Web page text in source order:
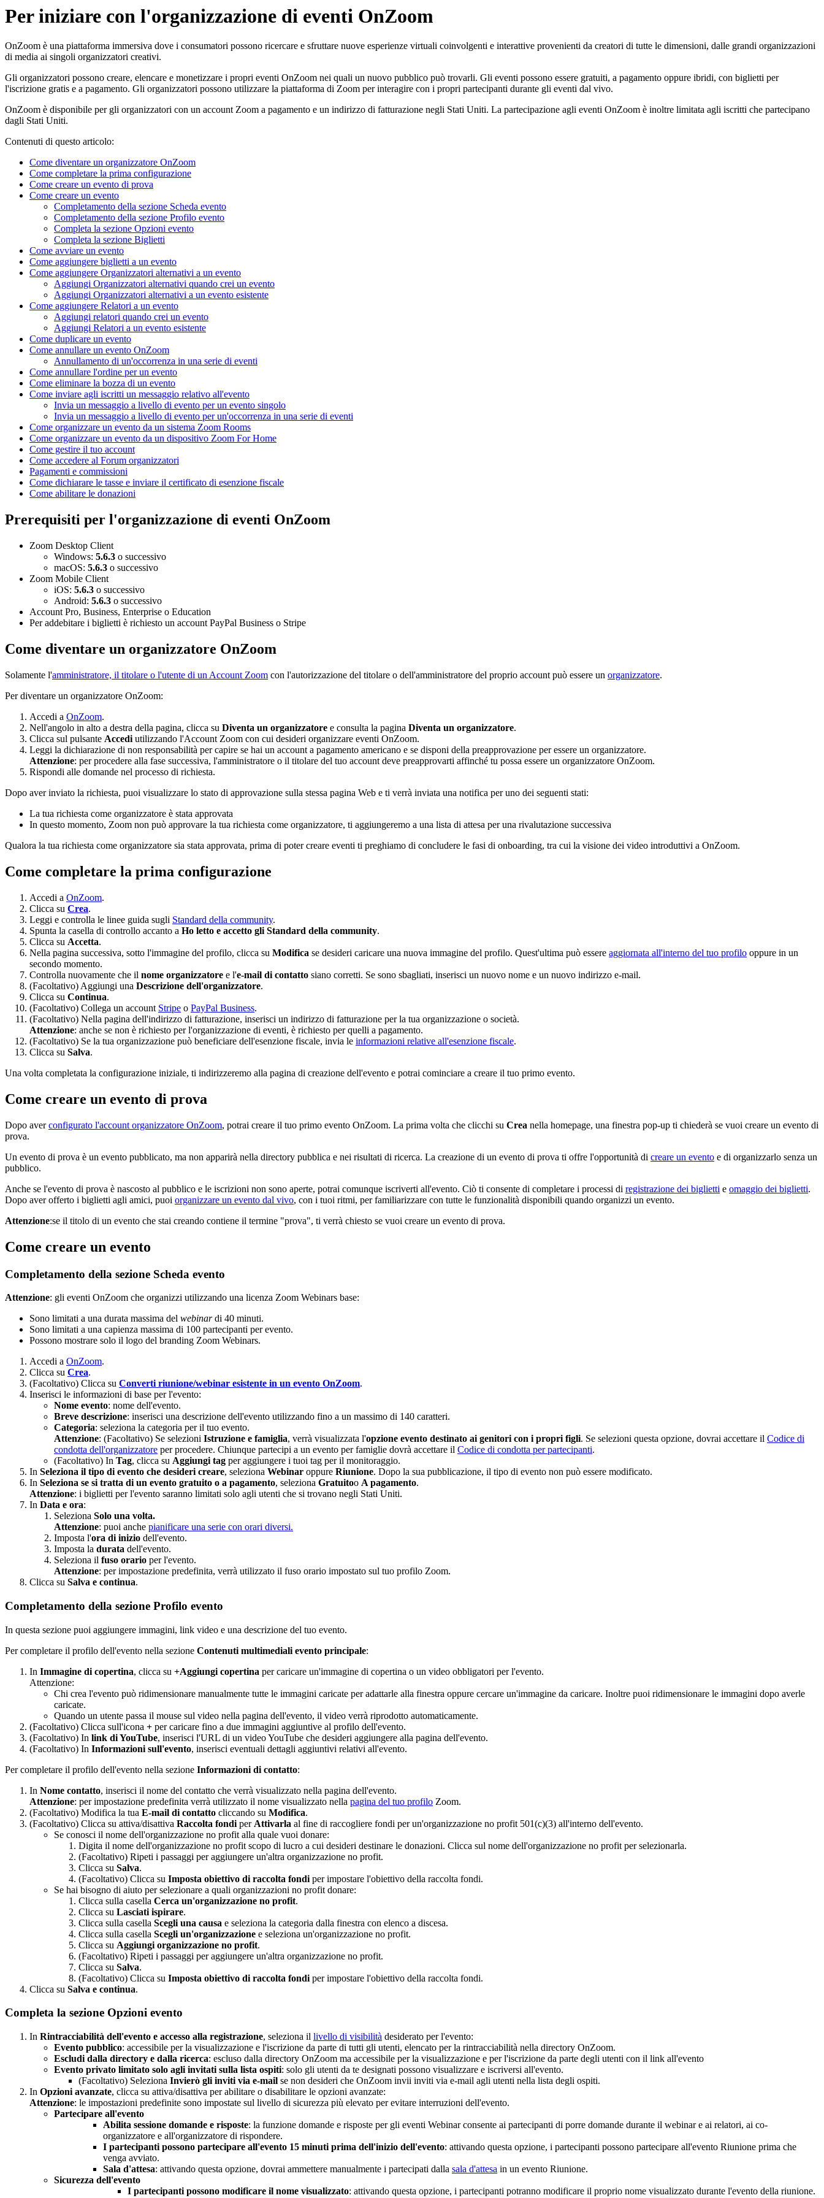
Per iniziare con l'organizzazione di eventi OnZoom
OnZoom è una piattaforma immersiva dove i consumatori possono ricercare e sfruttare nuove esperienze virtuali coinvolgenti e interattive provenienti da creatori di tutte le dimensioni, dalle grandi organizzazioni
di media ai singoli organizzatori creativi.
Gli organizzatori possono creare, elencare e monetizzare i propri eventi OnZoom nei quali un nuovo pubblico può trovarli. Gli eventi possono essere gratuiti, a pagamento oppure ibridi, con biglietti per
l'iscrizione gratis e a pagamento. Gli organizzatori possono utilizzare la piattaforma di Zoom per interagire con i propri partecipanti durante gli eventi dal vivo.
OnZoom è disponibile per gli organizzatori con un account Zoom a pagamento e un indirizzo di fatturazione negli Stati Uniti. La partecipazione agli eventi OnZoom è inoltre limitata agli iscritti che partecipano
dagli Stati Uniti.
Contenuti di questo articolo:
Come diventare un organizzatore OnZoom
Come completare la prima configurazione
Come creare un evento di prova
Come creare un evento
Completamento della sezione Scheda evento
Completamento della sezione Profilo evento
Completa la sezione Opzioni evento
Completa la sezione Biglietti
Come avviare un evento
Come aggiungere biglietti a un evento
Come aggiungere Organizzatori alternativi a un evento
Aggiungi Organizzatori alternativi quando crei un evento
Aggiungi Organizzatori alternativi a un evento esistente
Come aggiungere Relatori a un evento
Aggiungi relatori quando crei un evento
Aggiungi Relatori a un evento esistente
Come duplicare un evento
Come annullare un evento OnZoom
Annullamento di un'occorrenza in una serie di eventi
Come annullare l'ordine per un evento
Come eliminare la bozza di un evento
Come inviare agli iscritti un messaggio relativo all'evento
Invia un messaggio a livello di evento per un evento singolo
Invia un messaggio a livello di evento per un'occorrenza in una serie di eventi
Come organizzare un evento da un sistema Zoom Rooms
Come organizzare un evento da un dispositivo Zoom For Home
Come gestire il tuo account
Come accedere al Forum organizzatori
Pagamenti e commissioni
Come dichiarare le tasse e inviare il certificato di esenzione fiscale
Come abilitare le donazioni
Prerequisiti per l'organizzazione di eventi OnZoom
Zoom Desktop Client
Windows: 5.6.3 o successivo
macOS: 5.6.3 o successivo
Zoom Mobile Client
iOS: 5.6.3 o successivo
Android: 5.6.3 o successivo
Account Pro, Business, Enterprise o Education
Per addebitare i biglietti è richiesto un account PayPal Business o Stripe
Come diventare un organizzatore OnZoom
Solamente l'amministratore, il titolare o l'utente di un Account Zoom con l'autorizzazione del titolare o dell'amministratore del proprio account può essere un organizzatore.
Per diventare un organizzatore OnZoom:
Accedi a OnZoom.
Nell'angolo in alto a destra della pagina, clicca su Diventa un organizzatore e consulta la pagina Diventa un organizzatore.
Clicca sul pulsante Accedi utilizzando l'Account Zoom con cui desideri organizzare eventi OnZoom.
Leggi la dichiarazione di non responsabilità per capire se hai un account a pagamento americano e se disponi della preapprovazione per essere un organizzatore.
Attenzione: per procedere alla fase successiva, l'amministratore o il titolare del tuo account deve preapprovarti affinché tu possa essere un organizzatore OnZoom.
Rispondi alle domande nel processo di richiesta.
Dopo aver inviato la richiesta, puoi visualizzare lo stato di approvazione sulla stessa pagina Web e ti verrà inviata una notifica per uno dei seguenti stati:
La tua richiesta come organizzatore è stata approvata
In questo momento, Zoom non può approvare la tua richiesta come organizzatore, ti aggiungeremo a una lista di attesa per una rivalutazione successiva
Qualora la tua richiesta come organizzatore sia stata approvata, prima di poter creare eventi ti preghiamo di concludere le fasi di onboarding, tra cui la visione dei video introduttivi a OnZoom.
Come completare la prima configurazione
Accedi a OnZoom.
Clicca su Crea.
Leggi e controlla le linee guida sugli Standard della community.
Spunta la casella di controllo accanto a Ho letto e accetto gli Standard della community.
Clicca su Accetta.
Nella pagina successiva, sotto l'immagine del profilo, clicca su Modifica se desideri caricare una nuova immagine del profilo. Quest'ultima può essere aggiornata all'interno del tuo profilo oppure in un
secondo momento.
Controlla nuovamente che il nome organizzatore e l'e-mail di contatto siano corretti. Se sono sbagliati, inserisci un nuovo nome e un nuovo indirizzo e-mail.
(Facoltativo) Aggiungi una Descrizione dell'organizzatore.
Clicca su Continua.
(Facoltativo) Collega un account Stripe o PayPal Business.
(Facoltativo) Nella pagina dell'indirizzo di fatturazione, inserisci un indirizzo di fatturazione per la tua organizzazione o società.
Attenzione: anche se non è richiesto per l'organizzazione di eventi, è richiesto per quelli a pagamento.
(Facoltativo) Se la tua organizzazione può beneficiare dell'esenzione fiscale, invia le informazioni relative all'esenzione fiscale.
Clicca su Salva.
Una volta completata la configurazione iniziale, ti indirizzeremo alla pagina di creazione dell'evento e potrai cominciare a creare il tuo primo evento.
Come creare un evento di prova
Dopo averconfigurato l'account organizzatore OnZoom, potrai creare il tuo primo evento OnZoom. La prima volta che clicchi su Crea nella homepage, una finestra pop-up ti chiederà se vuoi creare un evento di
prova.
Un evento di prova è un evento pubblicato, ma non apparirà nella directory pubblica e nei risultati di ricerca. La creazione di un evento di prova ti offre l'opportunità di creare un evento e di organizzarlo senza un
pubblico.
Anche se l'evento di prova è nascosto al pubblico e le iscrizioni non sono aperte, potrai comunque iscriverti all'evento. Ciò ti consente di completare i processi di registrazione dei biglietti e omaggio dei biglietti.
Dopo aver offerto i biglietti agli amici, puoi organizzare un evento dal vivo, con i tuoi ritmi, per familiarizzare con tutte le funzionalità disponibili quando organizzi un evento.
Attenzione:se il titolo di un evento che stai creando contiene il termine "prova", ti verrà chiesto se vuoi creare un evento di prova.
Come creare un evento
Completamento della sezione Scheda evento
Attenzione: gli eventi OnZoom che organizzi utilizzando una licenza Zoom Webinars base:
Sono limitati a una durata massima del webinardi 40 minuti.
Sono limitati a una capienza massima di 100 partecipanti per evento.
Possono mostrare solo il logo del branding Zoom Webinars.
Accedi a OnZoom.
Clicca su Crea.
(Facoltativo) Clicca su Converti riunione/webinar esistente in un evento OnZoom.
Inserisci le informazioni di base per l'evento:
Nome evento: nome dell'evento.
Breve descrizione: inserisci una descrizione dell'evento utilizzando fino a un massimo di 140 caratteri.
Categoria: seleziona la categoria per il tuo evento.
Attenzione: (Facoltativo) Se selezioni Istruzione e famiglia, verrà visualizzata l'opzione evento destinato ai genitori con i propri figli. Se selezioni questa opzione, dovrai accettare il Codice di
condotta dell'organizzatore per procedere. Chiunque partecipi a un evento per famiglie dovrà accettare il Codice di condotta per partecipanti.
(Facoltativo) In Tag, clicca su Aggiungi tag per aggiungere i tuoi tag per il monitoraggio.
In Seleziona il tipo di evento che desideri creare, seleziona Webinar oppure Riunione. Dopo la sua pubblicazione, il tipo di evento non può essere modificato.
In Seleziona se si tratta di un evento gratuito o a pagamento, seleziona Gratuitoo A pagamento.
Attenzione: i biglietti per l'evento saranno limitati solo agli utenti che si trovano negli Stati Uniti.
In Data e ora:
Seleziona Solo una volta.
Attenzione: puoi anche pianificare una serie con orari diversi.
Imposta l'ora di inizio dell'evento.
Imposta la durata dell'evento.
Seleziona il fuso orario per l'evento.
Attenzione: per impostazione predefinita, verrà utilizzato il fuso orario impostato sul tuo profilo Zoom.
Clicca su Salva e continua.
Completamento della sezione Profilo evento
In questa sezione puoi aggiungere immagini, link video e una descrizione del tuo evento.
Per completare il profilo dell'evento nella sezione Contenuti multimediali evento principale:
In Immagine di copertina, clicca su +Aggiungi copertina per caricare un'immagine di copertina o un video obbligatori per l'evento.
Attenzione:
Chi crea l'evento può ridimensionare manualmente tutte le immagini caricate per adattarle alla finestra oppure cercare un'immagine da caricare. Inoltre puoi ridimensionare le immagini dopo averle
caricate.
Quando un utente passa il mouse sul video nella pagina dell'evento, il video verrà riprodotto automaticamente.
(Facoltativo) Clicca sull'icona + per caricare fino a due immagini aggiuntive al profilo dell'evento.
(Facoltativo) In link di YouTube, inserisci l'URL di un video YouTube che desideri aggiungere alla pagina dell'evento.
(Facoltativo) In Informazioni sull'evento, inserisci eventuali dettagli aggiuntivi relativi all'evento.
Per completare il profilo dell'evento nella sezione Informazioni di contatto:
In Nome contatto, inserisci il nome del contatto che verrà visualizzato nella pagina dell'evento.
Attenzione: per impostazione predefinita verrà utilizzato il nome visualizzato nella pagina del tuo profilo Zoom.
(Facoltativo) Modifica la tua E-mail di contatto cliccando su Modifica.
(Facoltativo) Clicca su attiva/disattiva Raccolta fondi per Attivarla al fine di raccogliere fondi per un'organizzazione no profit 501(c)(3) all'interno dell'evento.
Se conosci il nome dell'organizzazione no profit alla quale vuoi donare:
Digita il nome dell'organizzazione no profit scopo di lucro a cui desideri destinare le donazioni. Clicca sul nome dell'organizzazione no profit per selezionarla.
(Facoltativo) Ripeti i passaggi per aggiungere un'altra organizzazione no profit.
Clicca su Salva.
(Facoltativo) Clicca su Imposta obiettivo di raccolta fondi per impostare l'obiettivo della raccolta fondi.
Se hai bisogno di aiuto per selezionare a quali organizzazioni no profit donare:
Clicca sulla casella Cerca un'organizzazione no profit.
Clicca su Lasciati ispirare.
Clicca sulla casella Scegli una causa e seleziona la categoria dalla finestra con elenco a discesa.
Clicca sulla casella Scegli un'organizzazione e seleziona un'organizzazione no profit.
Clicca su Aggiungi organizzazione no profit.
(Facoltativo) Ripeti i passaggi per aggiungere un'altra organizzazione no profit.
Clicca su Salva.
(Facoltativo) Clicca su Imposta obiettivo di raccolta fondi per impostare l'obiettivo della raccolta fondi.
Clicca su Salva e continua.
Completa la sezione Opzioni evento
In Rintracciabilità dell'evento e accesso alla registrazione, seleziona il livello di visibilità desiderato per l'evento:
Evento pubblico: accessibile per la visualizzazione e l'iscrizione da parte di tutti gli utenti, elencato per la rintracciabilità nella directory OnZoom.
Escludi dalla directory e dalla ricerca: escluso dalla directory OnZoom ma accessibile per la visualizzazione e per l'iscrizione da parte degli utenti con il link all'evento
Evento privato limitato solo agli invitati sulla lista ospiti: solo gli utenti da te designati possono visualizzare e iscriversi all'evento.
(Facoltativo) Seleziona Invierò gli inviti via e-mail se non desideri che OnZoom invii inviti via e-mail agli utenti nella lista degli ospiti.
In Opzioni avanzate, clicca su attiva/disattiva per abilitare o disabilitare le opzioni avanzate:
Attenzione: le impostazioni predefinite sono impostate sul livello di sicurezza più elevato per evitare interruzioni dell'evento.
Partecipare all'evento
Abilita sessione domande e risposte: la funzione domande e risposte per gli eventi Webinar consente ai partecipanti di porre domande durante il webinar e ai relatori, ai co-
organizzatore e all'organizzatore di rispondere.
I partecipanti possono partecipare all'evento 15 minuti prima dell'inizio dell'evento: attivando questa opzione, i partecipanti possono partecipare all'evento Riunione prima che
venga avviato.
Sala d'attesa: attivando questa opzione, dovrai ammettere manualmente i partecipati dalla sala d'attesa in un evento Riunione.
Sicurezza dell'evento
I partecipanti possono modificare il nome visualizzato: attivando questa opzione, i partecipanti potranno modificare il proprio nome visualizzato durante l'evento della riunione.